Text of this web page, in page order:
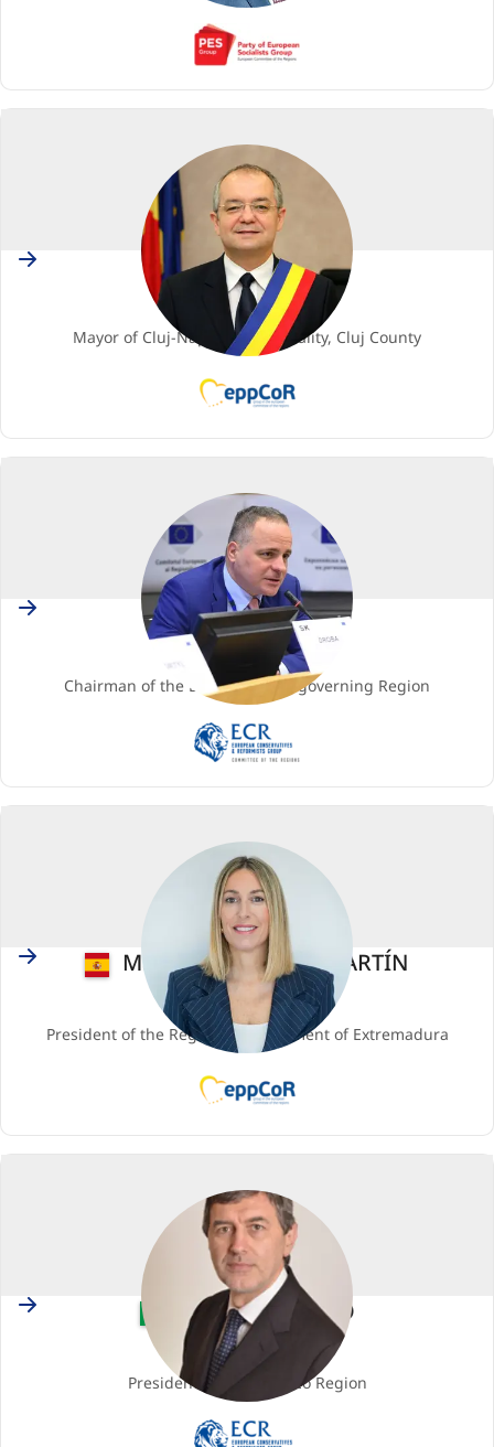
(Party
European
RomaniaEmil BOC
Membro
Mayor of Cluj-Napoca Municipality, Cluj County
EPP
(European
Party)
SlovakiaJuraj DROBA
Chairman of the Bratislava self-governing Region
ECR
(European
and
Group)
Spain María GUARDIOLA MARTÍN
Membro
President of the Regional Government of Extremadura
EPP
(European
Party)
Italy Marco MARSILIO
Membro
President of the Abruzzo Region
ECR